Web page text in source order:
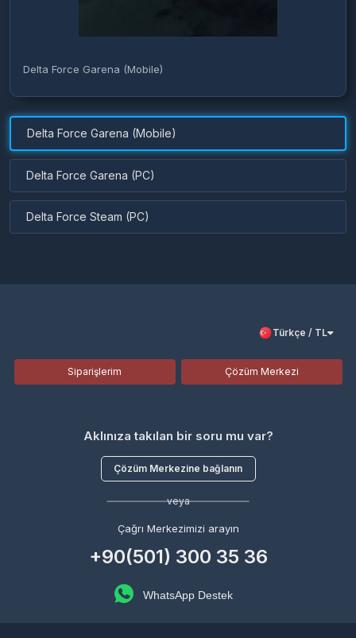
Delta Force Garena (Mobile)
Delta Force Garena (Mobile)
Delta Force Garena (PC)
Delta Force Steam (PC)
Türkçe / TL
Siparişlerim Çözüm Merkezi
Aklınıza takılan bir soru mu var?
Çözüm Merkezine bağlanın
veya
Çağrı Merkezimizi arayın
+90(501) 300 35 36
WhatsApp Destek